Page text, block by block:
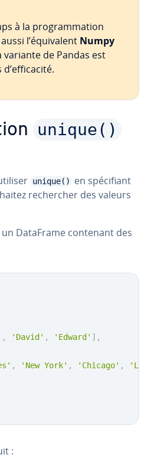
à la pro­gram­ma­tion
l’équi­valent Numpy
variante de Pandas est
unique()
unique()
en spé­ci­fiant
re­cher­cher des valeurs
DataFrame contenant des
, 'David' , 'Edward' ] ,
, 'New York' , 'Chicago' , 'Los
: